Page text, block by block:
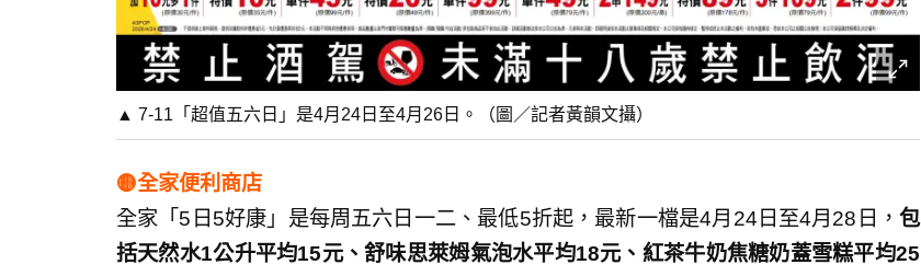
▲ 7-11「超值五六日」是4月24日至4月26日。（圖／記者黃韻文攝）
🟡全家便利商店
全家「5日5好康」是每周五六日一二、最低5折起，最新一檔是4月24日至4月28日， 包
括天然水1公升平均15元、舒味思萊姆氣泡水平均18元、紅茶牛奶焦糖奶蓋雪糕平均25